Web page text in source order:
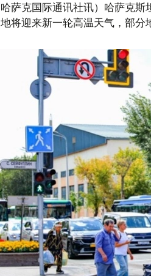
哈萨克国际通讯社讯）哈萨克
将迎来新一轮高温天气，部分